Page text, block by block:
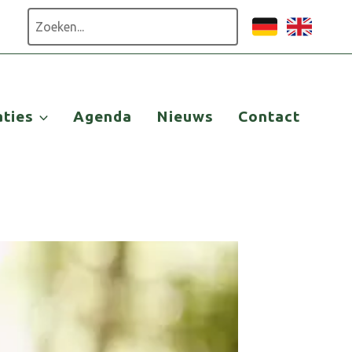
Agenda Nieuws Contact